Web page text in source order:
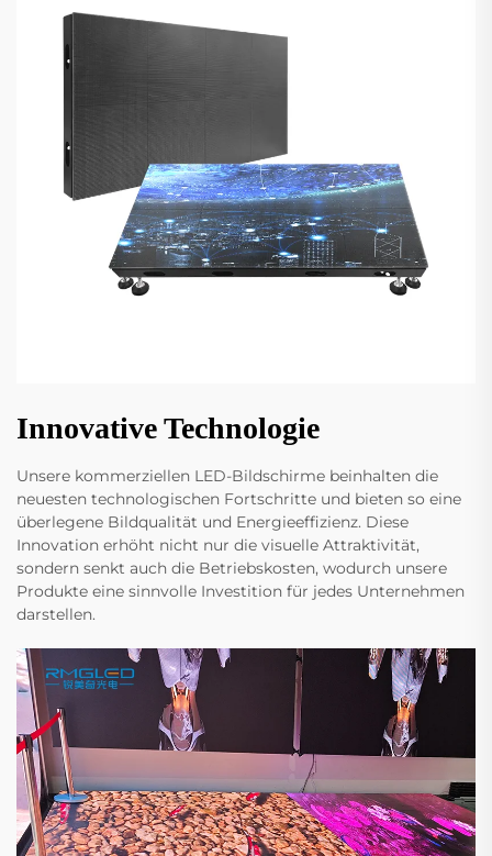
Innovative Technologie
Unsere kommerziellen LED-Bildschirme beinhalten die
neuesten technologischen Fortschritte und bieten so eine
überlegene Bildqualität und Energieeffizienz. Diese
Innovation erhöht nicht nur die visuelle Attraktivität,
sondern senkt auch die Betriebskosten, wodurch unsere
Produkte eine sinnvolle Investition für jedes Unternehmen
darstellen.